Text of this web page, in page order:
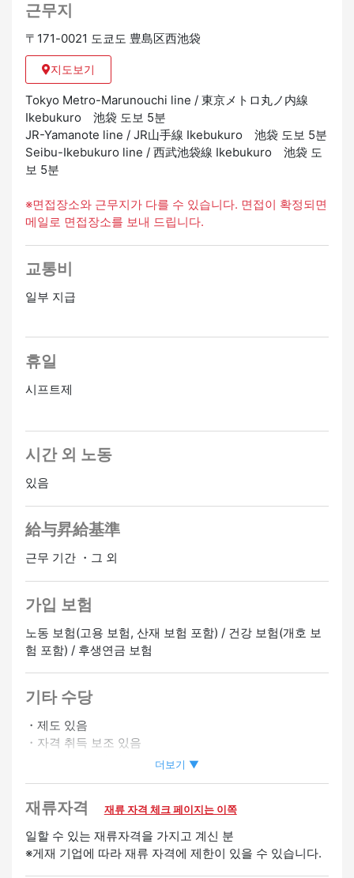
근무지
〒171-0021 도쿄도 豊島区西池袋
지도보기
Tokyo Metro-Marunouchi line / 東京メトロ丸ノ内線
Ikebukuro 池袋 도보 5분
JR-Yamanote line / JR山手線 Ikebukuro 池袋 도보 5분
Seibu-Ikebukuro line / 西武池袋線 Ikebukuro 池袋 도
보 5분
※면접장소와 근무지가 다를 수 있습니다. 면접이 확정되면
메일로 면접장소를 보내 드립니다.
교통비
일부 지급
휴일
시프트제
시간 외 노동
있음
給与昇給基準
근무 기간 ・그 외
가입 보험
노동 보험(고용 보험, 산재 보험 포함) / 건강 보험(개호 보
험 포함) / 후생연금 보험
기타 수당
・제도 있음
・자격 취득 보조 있음
더보기 ▼
재류자격 재류 자격 체크 페이지는 이쪽
일할 수 있는 재류자격을 가지고 계신 분
※게재 기업에 따라 재류 자격에 제한이 있을 수 있습니다.